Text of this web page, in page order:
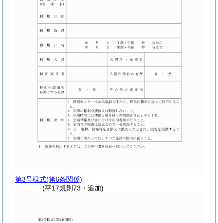
第3号様式(第6条関係)
(平17規則73・追加)